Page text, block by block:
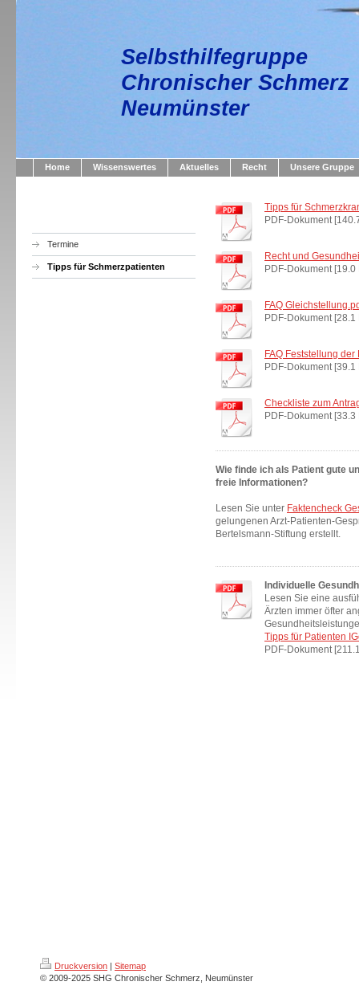
Selbsthilfegruppe
Chronischer Schmerz
Neumünster
Home Wissenswertes Aktuelles Recht Unsere Gruppe
Termine
Tipps für Schmerzpatienten
Tipps für
PDF-Dokument
Recht und
PDF-Dokument [19.0
FAQ
PDF-Dokument [28.1
FAQ Feststellung
PDF-Dokument [39.1
Checkliste zum
PDF-Dokument [33.3
Wie finde ich als Patient gute
freie Informationen?
Lesen Sie unter Faktencheck
gelungenen Arzt-Patienten-
Bertelsmann-Stiftung erstellt.
Individuelle
Lesen Sie eine
Ärzten immer öfter
Tipps für Patienten
PDF-Dokument
Druckversion | Sitemap
© 2009-2025 SHG Chronischer Schmerz, Neumünster